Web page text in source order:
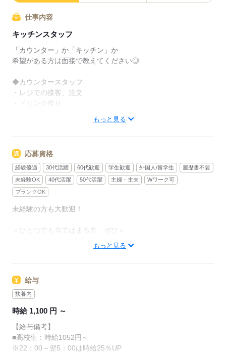
でも、いきなりフルタイムは
マクドナルドなら週1日からでもOK。
午前中に数時間でもOK。
日々の子どもとのふれあいタイム、
授業参観や運動会などの学校行事、
たくさんの予定も、余裕を持って
全店統一の分かりやすい
マニュアルを用意しています
￣￣￣￣￣￣￣￣￣￣￣￣￣￣
初めはオリエンテーションで
接客ルールなどをお勉強。
カウンターデビュー。
レジのメニューは写真付き！
先輩からのメッセージ
誰がクルーとして働いても「仕事がわかりやすい」
そんな環境を目指しています
単純に「マクドナルドのメニュー、特にポテトが好き
で！笑」
仕事内容
キッチンスタッフ
「カウンター」か「キッチン」か
希望がある方は面接で教えてください◎
◆カウンタースタッフ
・レジでの接客、注文
・ドリンク作り
・店内清掃
最初はカウンターでの注文受付から。
タッチパネル式のレジで
操作は商品を選んでタッチするだけ◎
◆キッチンでの調理
・資材の補充
調理にはすべてマニュアルあり◎
料理をしたことがない人でも
サクサク覚えられます。
もっと見る
応募資格
経験優遇 30代活躍 60代歓迎 学生歓迎 外国人/留学生
履歴書不要
未経験OK
40代活躍 50代活躍 主婦・主夫
Wワーク可
ブランクOK
未経験の方も大歓迎！
＜ひとつでも当てはまる方、ぜひ＞
□シフトを自由に組めるとうれしい
□働くのはかなりひさびさ or 初めて
□よく知ってるお店だと安心
主婦（夫）さんが多数活躍中。
「お客さまと接するうちに笑顔が増えた」
「カラダを動かしてリフレッシュできる」
もっと見る
給与
扶養内
時給 1,100 円 ～
【給与備考】
■高校生：時給1052円～
※22：00～翌5：00は時給25％UP